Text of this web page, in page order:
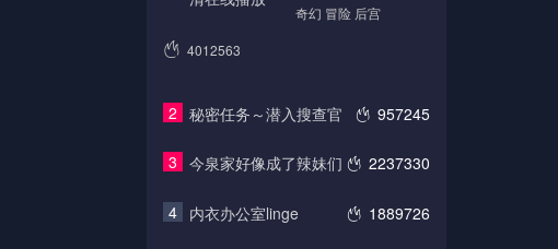
奇幻 冒险 后宫
4012563
2 957245
秘密任务～潜入搜查官
3 2237330
今泉家好像成了辣妹们
4 1889726
内衣办公室linge